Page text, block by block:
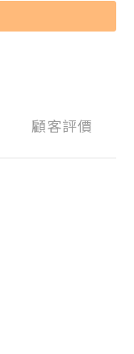
顧客評價